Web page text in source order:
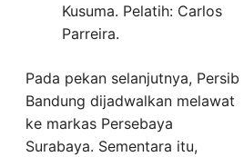
Kusuma. Pelatih: Carlos
Parreira.
Pada pekan selanjutnya, Persib
Bandung dijadwalkan melawat
ke markas Persebaya
Surabaya. Sementara itu,